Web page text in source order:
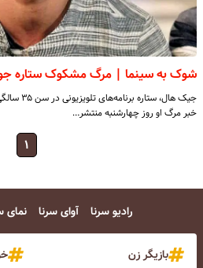
شوک به سینما | مرگ مشکوک ستاره جوان در
جیک هال،
خبر مرگ او روز چهارشنبه منتشر…
۱
رادیو سرنا آوای سرنا نمای
بازیگر زن